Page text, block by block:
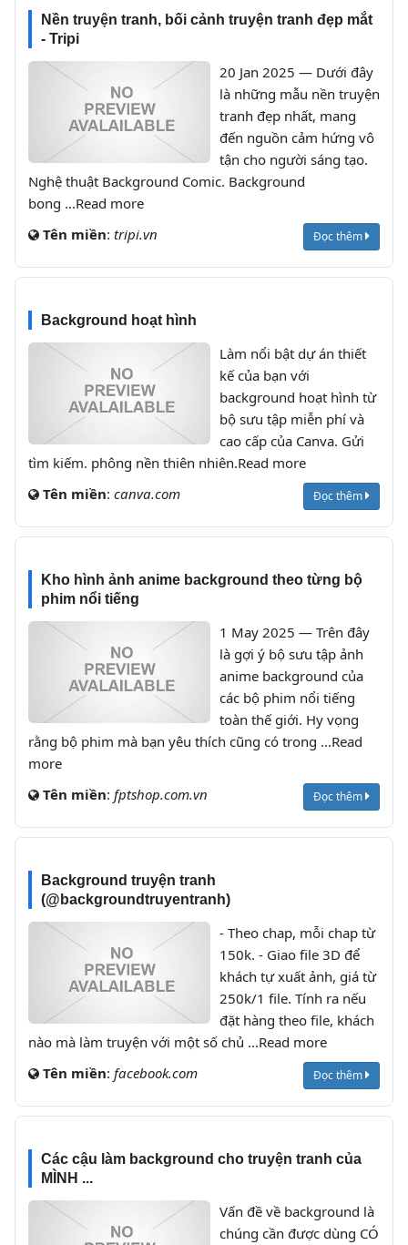
Nền truyện tranh, bối cảnh truyện tranh đẹp mắt
- Tripi
20 Jan 2025 — Dưới đây
là những mẫu nền truyện
tranh đẹp nhất, mang
đến nguồn cảm hứng vô
tận cho người sáng tạo.
Nghệ thuật Background Comic. Background
bong ...Read more
Tên miền: tripi.vn Đọc thêm
Background hoạt hình
Làm nổi bật dự án thiết
kế của bạn với
background hoạt hình từ
bộ sưu tập miễn phí và
cao cấp của Canva. Gửi
tìm kiếm. phông nền thiên nhiên.Read more
Tên miền: canva.com Đọc thêm
Kho hình ảnh anime background theo từng bộ
phim nổi tiếng
1 May 2025 — Trên đây
là gợi ý bộ sưu tập ảnh
anime background của
các bộ phim nổi tiếng
toàn thế giới. Hy vọng
rằng bộ phim mà bạn yêu thích cũng có trong ...Read
more
Tên miền: fptshop.com.vn Đọc thêm
Background truyện tranh
(@backgroundtruyentranh)
- Theo chap, mỗi chap từ
150k. - Giao file 3D để
khách tự xuất ảnh, giá từ
250k/1 file. Tính ra nếu
đặt hàng theo file, khách
nào mà làm truyện với một số chủ ...Read more
Tên miền: facebook.com Đọc thêm
Các cậu làm background cho truyện tranh của
MÌNH ...
Vấn đề về background là
chúng cần được dùng CÓ